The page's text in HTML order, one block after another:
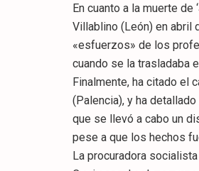
En cuanto a la muerte
Villablino (León) en abril
«esfuerzos» de los
cuando se la trasladaba
Finalmente, ha citado el
(Palencia), y ha
que se llevó a cabo un
pese a que los hechos
La procuradora